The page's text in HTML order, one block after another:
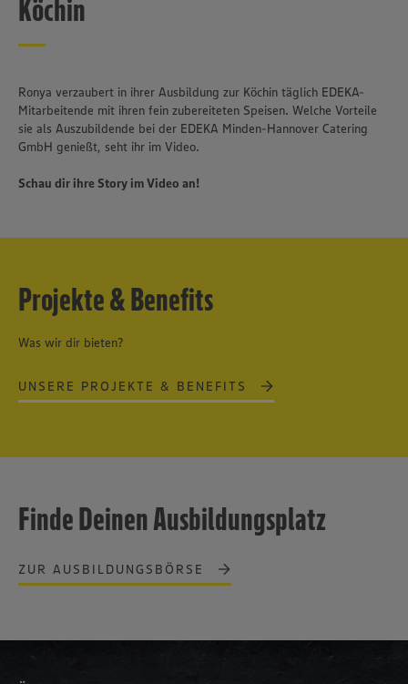
Köchin
Ronya verzaubert in ihrer Ausbildung zur Köchin täglich EDEKA-
Mitarbeitende mit ihren fein zubereiteten Speisen. Welche Vorteile
sie als Auszubildende bei der EDEKA Minden-Hannover Catering
GmbH genießt, seht ihr im Video.
Schau dir ihre Story im Video an!
Projekte & Benefits
Was wir dir bieten?
UNSERE PROJEKTE & BENEFITS
Finde Deinen Ausbildungsplatz
ZUR AUSBILDUNGSBÖRSE